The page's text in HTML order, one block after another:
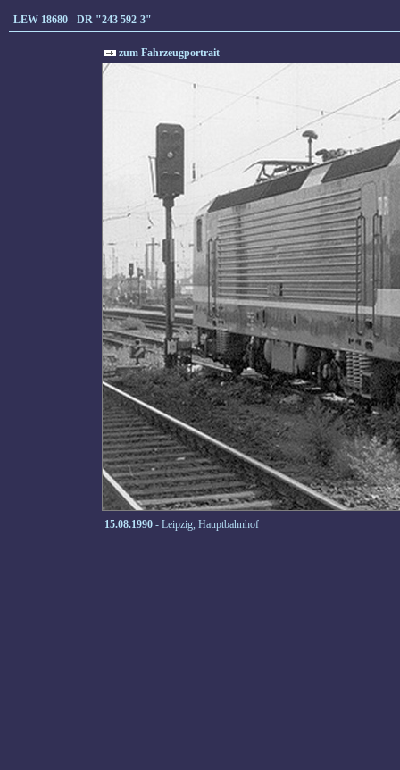
LEW 18680 - DR "243 592-3"
zum Fahrzeugportrait
15.08.1990 - Leipzig, Hauptbahnhof